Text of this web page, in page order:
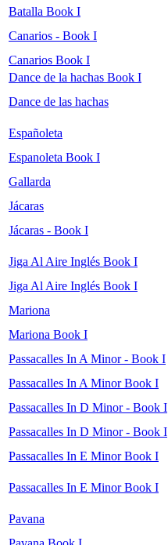
Batalla Book I
Canarios - Book I
Canarios Book I
Dance de la hachas Book I
Dance de las hachas
Españoleta
Espanoleta Book I
Gallarda
Jácaras
Jácaras - Book I
Jiga Al Aire Inglés Book I
Jiga Al Aire Inglés Book I
Mariona
Mariona Book I
Passacalles In A Minor - Book I
Passacalles In A Minor Book I
Passacalles In D Minor - Book I
Passacalles In D Minor - Book I
Passacalles In E Minor Book I
Passacalles In E Minor Book I
Pavana